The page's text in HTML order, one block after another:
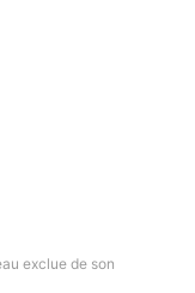
exclue de son